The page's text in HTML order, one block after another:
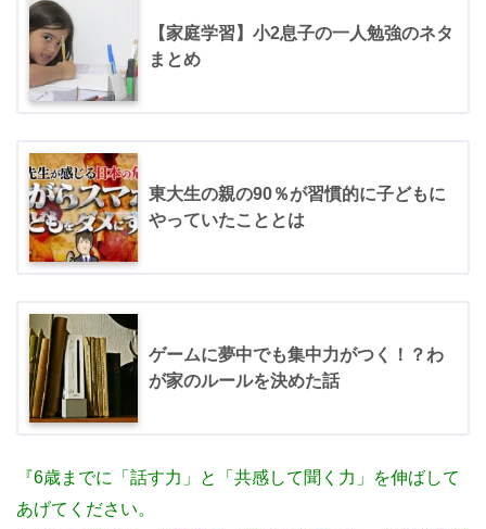
【家庭学習】小2息子の一人勉強のネタ
まとめ
東大生の親の90％が習慣的に子どもに
やっていたこととは
ゲームに夢中でも集中力がつく！？わ
が家のルールを決めた話
『6歳までに「話す力」と「共感して聞く力」を伸ばして
あげてください。